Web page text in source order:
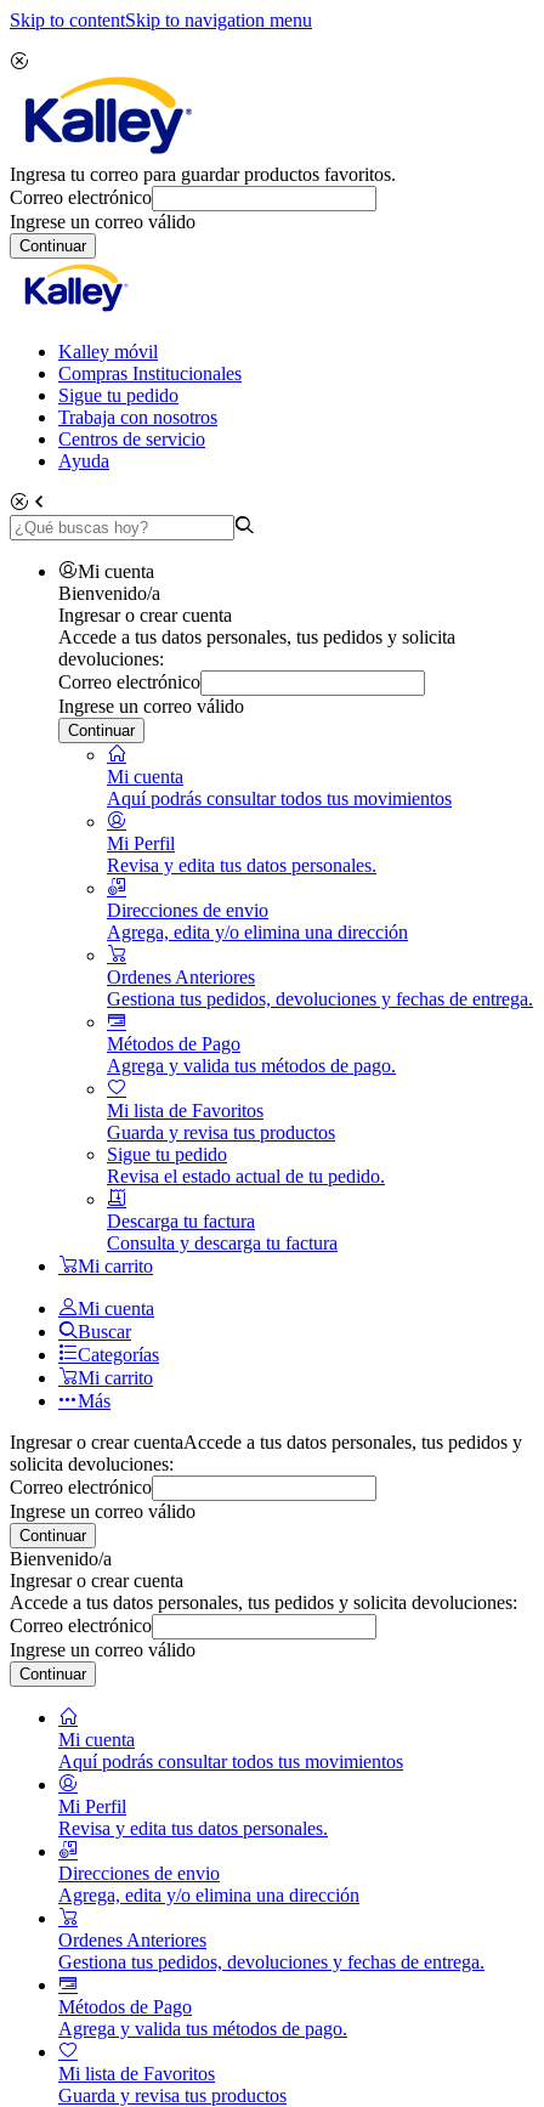
Skip to contentSkip to navigation menu
Ingresa tu correo para guardar productos favoritos.
Correo electrónico
Ingrese un correo válido
Continuar
Kalley móvil
Compras Institucionales
Sigue tu pedido
Trabaja con nosotros
Centros de servicio
Ayuda
Mi cuenta
Bienvenido/a
Ingresar o crear cuenta
Accede a tus datos personales, tus pedidos y solicita
devoluciones:
Correo electrónico
Ingrese un correo válido
Continuar
Mi cuenta
Aquí podrás consultar todos tus movimientos
Mi Perfil
Revisa y edita tus datos personales.
Direcciones de envio
Agrega, edita y/o elimina una dirección
Ordenes Anteriores
Gestiona tus pedidos, devoluciones y fechas de entrega.
Métodos de Pago
Agrega y valida tus métodos de pago.
Mi lista de Favoritos
Guarda y revisa tus productos
Sigue tu pedido
Revisa el estado actual de tu pedido.
Descarga tu factura
Consulta y descarga tu factura
Mi carrito
Mi cuenta
Buscar
Categorías
Mi carrito
Más
Ingresar o crear cuentaAccede a tus datos personales, tus pedidos y
solicita devoluciones:
Correo electrónico
Ingrese un correo válido
Continuar
Bienvenido/a
Ingresar o crear cuenta
Accede a tus datos personales, tus pedidos y solicita devoluciones:
Correo electrónico
Ingrese un correo válido
Continuar
Mi cuenta
Aquí podrás consultar todos tus movimientos
Mi Perfil
Revisa y edita tus datos personales.
Direcciones de envio
Agrega, edita y/o elimina una dirección
Ordenes Anteriores
Gestiona tus pedidos, devoluciones y fechas de entrega.
Métodos de Pago
Agrega y valida tus métodos de pago.
Mi lista de Favoritos
Guarda y revisa tus productos